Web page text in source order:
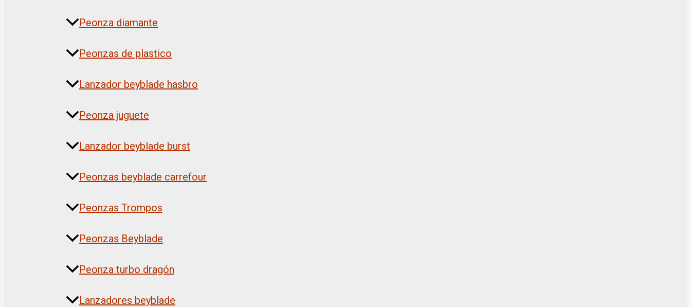
Peonza diamante
Peonzas de plastico
Lanzador beyblade hasbro
Peonza juguete
Lanzador beyblade burst
Peonzas beyblade carrefour
Peonzas Trompos
Peonzas Beyblade
Peonza turbo dragón
Lanzadores beyblade